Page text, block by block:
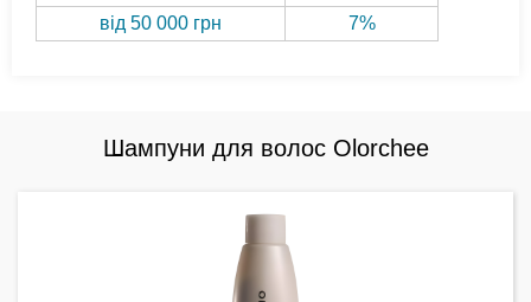
від 50 000 грн
7%
Шампуни для волос Olorchee